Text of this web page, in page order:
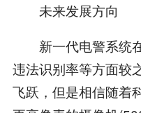
未来发展方向
新一代电警系统在
违法识别率等方面较
飞跃，但是相信随着